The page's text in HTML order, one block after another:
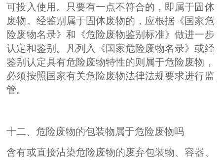
可投入使用。只要有一点不符合的，即属于固体
废物。经鉴别属于固体废物的，应根据《国家危
险废物名录》和《危险废物鉴别标准》做进一步
认定和鉴别。凡列入《国家危险废物名录》或经
鉴别认定具有危险废物特性的则属于危险废物，
必须按照国家有关危险废物法律法规要求进行监
管。
十二、危险废物的包装物属于危险废物吗
含有或直接沾染危险废物的废弃包装物、容器、